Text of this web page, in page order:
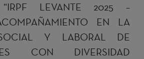
“IRPF LEVANTE 2025 –
EN LA
Y LABORAL DE
CON DIVERSIDAD